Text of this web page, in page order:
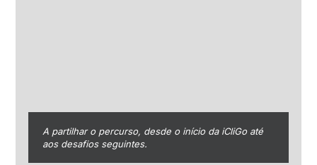
A partilhar o percurso, desde o início da iCliGo até
aos desafios seguintes.